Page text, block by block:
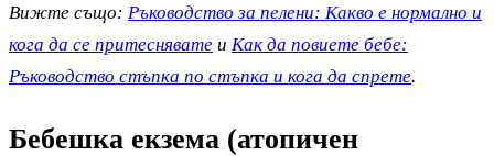
Вижте също: Ръководство за пелени: Какво е нормално и
кога да се притеснявате и Как да повиете бебе:
Ръководство стъпка по стъпка и кога да спрете.
Бебешка екзема (атопичен